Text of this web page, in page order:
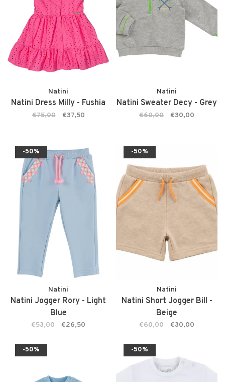
Natini
Natini Dress Milly - Fushia
€75,00 €37,50
Natini
Natini Sweater Decy - Grey
€60,00 €30,00
-50%
Natini
Natini Jogger Rory - Light
Blue
€53,00 €26,50
-50%
Natini
Natini Short Jogger Bill -
Beige
€60,00 €30,00
-50% -50%